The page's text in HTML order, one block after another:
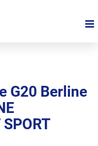
G20 Berline
SPORT